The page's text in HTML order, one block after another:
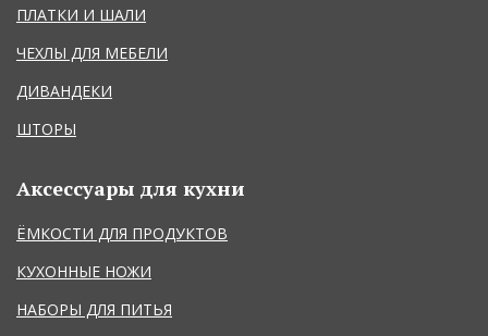
ПЛАТКИ И ШАЛИ
ЧЕХЛЫ ДЛЯ МЕБЕЛИ
ДИВАНДЕКИ
ШТОРЫ
Аксессуары для кухни
ЁМКОСТИ ДЛЯ ПРОДУКТОВ
КУХОННЫЕ НОЖИ
НАБОРЫ ДЛЯ ПИТЬЯ